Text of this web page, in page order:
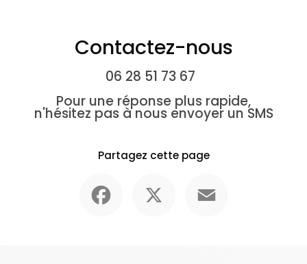
Contactez-nous
06 28 51 73 67
Pour une réponse plus rapide,
n'hésitez pas à nous envoyer un SMS
Partagez cette page